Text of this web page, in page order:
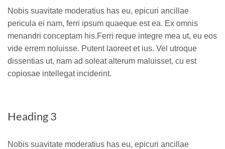
Nobis suavitate moderatius has eu, epicuri ancillae
pericula ei nam, ferri ipsum quaeque est ea. Ex omnis
menandri conceptam his.Ferri reque integre mea ut, eu eos
vide errem noluisse. Putent laoreet et ius. Vel utroque
dissentias ut, nam ad soleat alterum maluisset, cu est
copiosae intellegat inciderint.
Heading 3
Nobis suavitate moderatius has eu, epicuri ancillae